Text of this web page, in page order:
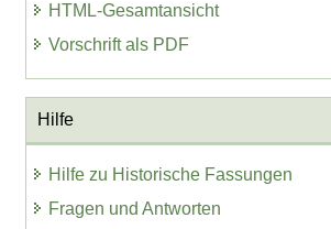
HTML-Gesamtansicht
Vorschrift als PDF
Hilfe
Hilfe zu Historische Fassungen
Fragen und Antworten